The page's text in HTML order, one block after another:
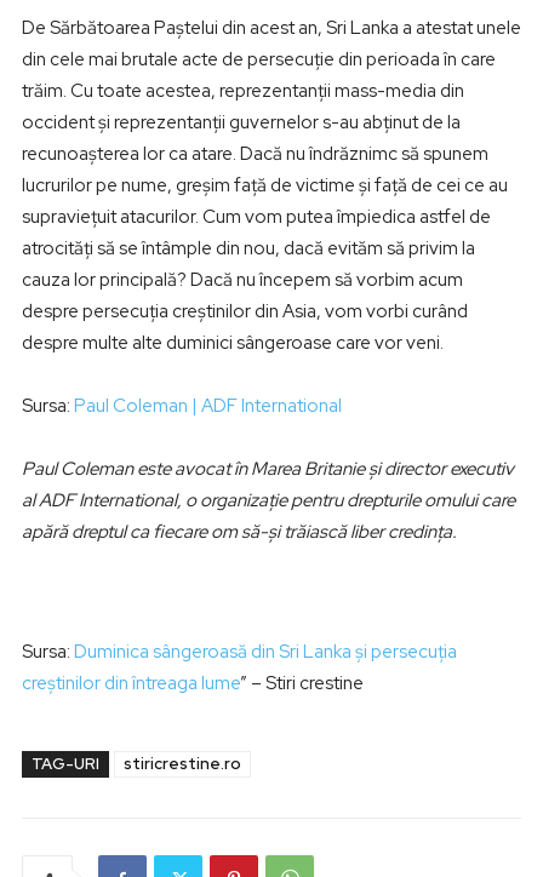
De Sărbătoarea Paștelui din acest an, Sri Lanka a atestat unele
din cele mai brutale acte de persecuție din perioada în care
trăim. Cu toate acestea, reprezentanții mass-media din
occident și reprezentanții guvernelor s-au abținut de la
recunoașterea lor ca atare. Dacă nu îndrăznimc să spunem
lucrurilor pe nume, greșim față de victime și față de cei ce au
supraviețuit atacurilor. Cum vom putea împiedica astfel de
atrocități să se întâmple din nou, dacă evităm să privim la
cauza lor principală? Dacă nu începem să vorbim acum
despre persecuția creștinilor din Asia, vom vorbi curând
despre multe alte duminici sângeroase care vor veni.
Sursa: Paul Coleman | ADF International
Paul Coleman este avocat în Marea Britanie și director executiv
al ADF International, o organizație pentru drepturile omului care
apără dreptul ca fiecare om să-și trăiască liber credința.
Sursa: Duminica sângeroasă din Sri Lanka și persecuția
creștinilor din întreaga lume” – Stiri crestine
TAG-URI stiricrestine.ro